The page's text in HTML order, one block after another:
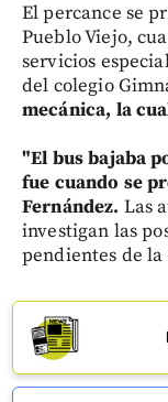
El percance se
Pueblo Viejo,
servicios
del colegio
mecánica, la
"El bus bajaba
fue cuando se
Fernández. Las
investigan las
pendientes de